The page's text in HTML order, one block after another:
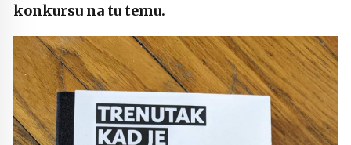
konkursu na tu temu.